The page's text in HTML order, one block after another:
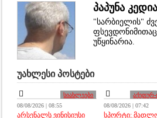
პაპუნა კედია
"სარბიელის"
უწყინარია.
უახლესი პოსტები
სიახლეები
08/08/2026 | 08:55
არსენალს ვინისიუსი
08/08/2026 | 07:42
სპორტი: